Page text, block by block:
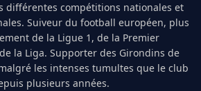
différentes compétitions nationales et
Suiveur du football européen, plus
de la Ligue 1, de la Premier
la Liga. Supporter des Girondins de
les intenses tumultes que le club
plusieurs années.